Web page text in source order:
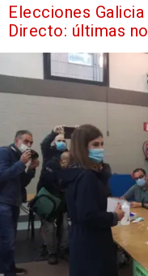
Elecciones
Directo: últimas